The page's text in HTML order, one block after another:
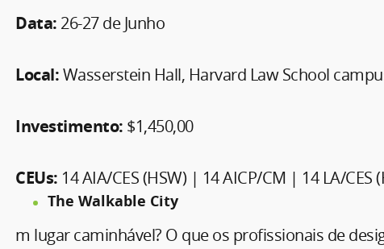
Data: 26-27 de Junho
Local:Wasserstein Hall, Harvard Law School
Investimento: $1,450,00
CEUs: 14 AIA/CES (HSW) | 14 AICP/CM | 14 LA/CES
The Walkable City
m lugar caminhável? O que os profissionais de